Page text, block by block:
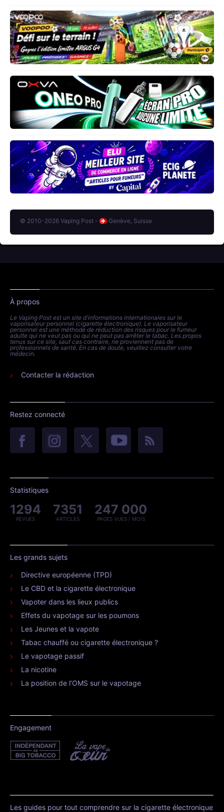
© 2010-2026 Vaping Post - Genève, Suisse
À propos
Le Vaping Post est un site d'informations internationales sur le
vaporisateur personnel (cigarette électronique). Le vaporisateur
personnel est une méthode de réduction des risques pour le fumeur
adulte qui ne veut pas ou qui ne peut pas arrêter le tabac. Les propos
tenus sur ce site, sauf cas contraire, ne proviennent pas de
professionnels de santé. En cas de doute, veuillez consulter votre
médecin.
Contacter la rédaction
Restez connecté
Statistiques
1294
REVUES
7351
ARTICLES
247 000
PAGES VUES / MOIS
Les grands sujets
Directive européenne (TPD)
Le CBD et la cigarette électronique
Vapoter dans les lieux publics
Effets du vapotage sur les poumons
Les Jeunes et la vapote
Tabac chauffé ou cigarette électronique ?
Le vapotage passif
La nicotine
La position de l’OMS sur le vapotage
Engagement
Les guides pour tout comprendre sur la cigarette électronique